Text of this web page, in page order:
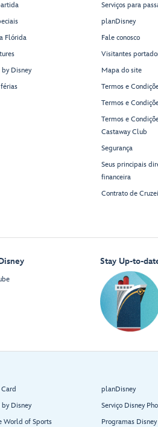
Flórida
Disney
Serviços para
planDisney
Fale conosco
Visitantes
Mapa do site
Termos e
Termos e
Termos e
Castaway Club
Segurança
Seus principais
financeira
Contrato de
Stay Up-to-
Disney
World of Sports
planDisney
Serviço Disney
Programas